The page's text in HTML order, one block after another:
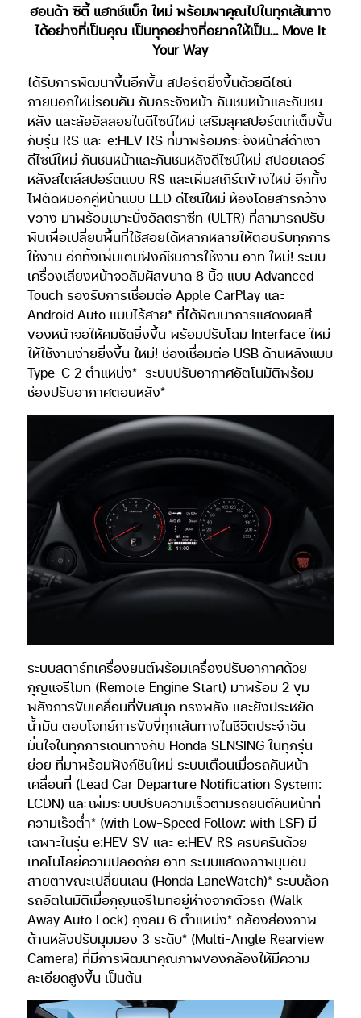
ฮอนด้า ซิตี้ แฮทช์แบ็ก ใหม่ พร้อมพาคุณไปในทุกเส้นทาง
ได้อย่างที่เป็นคุณ เป็นทุกอย่างที่อยากให้เป็น… Move It
Your Way
ได้รับการพัฒนาขึ้นอีกขั้น สปอร์ตยิ่งขึ้นด้วยดีไซน์
ภายนอกใหม่รอบคัน กับกระจังหน้า กันชนหน้าและกันชน
หลัง และล้ออัลลอยในดีไซน์ใหม่ เสริมลุคสปอร์ตเท่เต็มขั้น
กับรุ่น RS และ e:HEV RS ที่มาพร้อมกระจังหน้าสีดำเงา
ดีไซน์ใหม่ กันชนหน้าและกันชนหลังดีไซน์ใหม่ สปอยเลอร์
หลังสไตล์สปอร์ตแบบ RS และเพิ่มสเกิร์ตข้างใหม่ อีกทั้ง
ไฟตัดหมอกคู่หน้าแบบ LED ดีไซน์ใหม่ ห้องโดยสารกว้าง
ขวาง มาพร้อมเบาะนั่งอัลตราซีท (ULTR) ที่สามารถปรับ
พับเพื่อเปลี่ยนพื้นที่ใช้สอยได้หลากหลายให้ตอบรับทุกการ
ใช้งาน อีกทั้งเพิ่มเติมฟังก์ชันการใช้งาน อาทิ ใหม่! ระบบ
เครื่องเสียงหน้าจอสัมผัสขนาด 8 นิ้ว แบบ Advanced
Touch รองรับการเชื่อมต่อ Apple CarPlay และ
Android Auto แบบไร้สาย* ที่ได้พัฒนาการแสดงผลสี
ของหน้าจอให้คมชัดยิ่งขึ้น พร้อมปรับโฉม Interface ใหม่
ให้ใช้งานง่ายยิ่งขึ้น ใหม่! ช่องเชื่อมต่อ USB ด้านหลังแบบ
Type-C 2 ตำแหน่ง* ระบบปรับอากาศอัตโนมัติพร้อม
ช่องปรับอากาศตอนหลัง*
ระบบสตาร์ทเครื่องยนต์พร้อมเครื่องปรับอากาศด้วย
กุญแจรีโมท (Remote Engine Start) มาพร้อม 2 ขุม
พลังการขับเคลื่อนที่ขับสนุก ทรงพลัง และยังประหยัด
น้ำมัน ตอบโจทย์การขับขี่ทุกเส้นทางในชีวิตประจำวัน
มั่นใจในทุกการเดินทางกับ Honda SENSING ในทุกรุ่น
ย่อย ที่มาพร้อมฟังก์ชันใหม่ ระบบเตือนเมื่อรถคันหน้า
เคลื่อนที่ (Lead Car Departure Notification System:
LCDN) และเพิ่มระบบปรับความเร็วตามรถยนต์คันหน้าที่
ความเร็วต่ำ* (with Low-Speed Follow: with LSF) มี
เฉพาะในรุ่น e:HEV SV และ e:HEV RS ครบครันด้วย
เทคโนโลยีความปลอดภัย อาทิ ระบบแสดงภาพมุมอับ
สายตาขณะเปลี่ยนเลน (Honda LaneWatch)* ระบบล็อก
รถอัตโนมัติเมื่อกุญแจรีโมทอยู่ห่างจากตัวรถ (Walk
Away Auto Lock) ถุงลม 6 ตำแหน่ง* กล้องส่องภาพ
ด้านหลังปรับมุมมอง 3 ระดับ* (Multi-Angle Rearview
Camera) ที่มีการพัฒนาคุณภาพของกล้องให้มีความ
ละเอียดสูงขึ้น เป็นต้น